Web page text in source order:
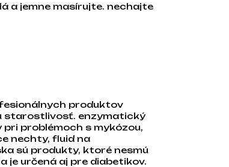
a jemne masírujte. nechajte
produktov
starostlivosť. enzymatický
problémoch s mykózou,
nechty, fluid na
sú produkty, ktoré nesmú
je určená aj pre diabetikov.